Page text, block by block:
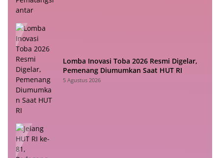
Lomba Inovasi Toba 2026 Resmi Digelar,
Pemenang Diumumkan Saat HUT RI
5 Agustus 2026